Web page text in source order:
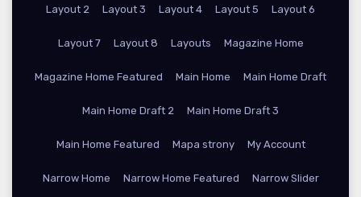
Layout 2 Layout 3 Layout 4 Layout 5 Layout 6
Layout 7 Layout 8 Layouts Magazine Home
Magazine Home Featured Main Home Main Home Draft
Main Home Draft 2 Main Home Draft 3
Main Home Featured Mapa strony My Account
Narrow Home Narrow Home Featured Narrow Slider